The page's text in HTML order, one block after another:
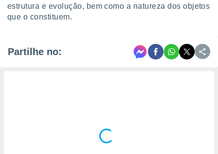
estrutura e evolução, bem como a natureza dos objetos
que o constituem.
Partilhe no: